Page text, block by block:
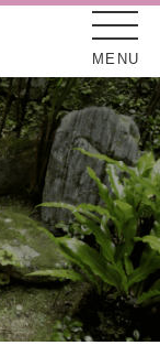
MENU